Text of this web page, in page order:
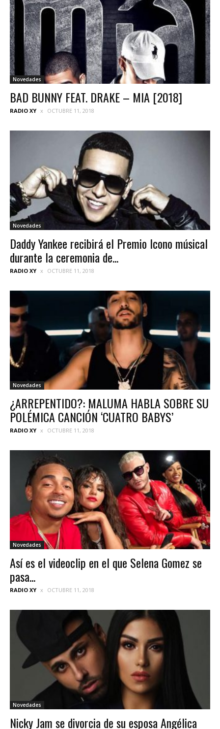
Novedades
BAD BUNNY FEAT. DRAKE – MIA [2018]
RADIO XY OCTUBRE 11, 2018
Novedades
Daddy Yankee recibirá el Premio Icono músical
durante la ceremonia de...
RADIO XY OCTUBRE 11, 2018
Novedades
¿ARREPENTIDO?: MALUMA HABLA SOBRE SU
POLÉMICA CANCIÓN ‘CUATRO BABYS’
RADIO XY OCTUBRE 11, 2018
Novedades
Así es el videoclip en el que Selena Gomez se
pasa...
RADIO XY OCTUBRE 11, 2018
Novedades
Nicky Jam se divorcia de su esposa Angélica